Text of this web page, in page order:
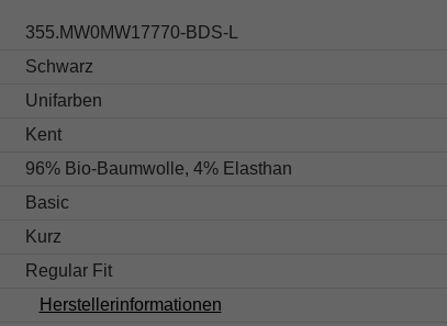
355.MW0MW17770-BDS-L
Schwarz
Unifarben
Kent
96% Bio-Baumwolle, 4% Elasthan
Basic
Kurz
Regular Fit
Herstellerinformationen